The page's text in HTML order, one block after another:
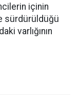
içinin
sürdürüldüğü
varlığının